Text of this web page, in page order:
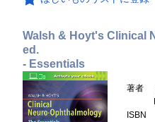
Walsh & Hoyt's Clinical
ed.
- Essentials
著者
ISBN